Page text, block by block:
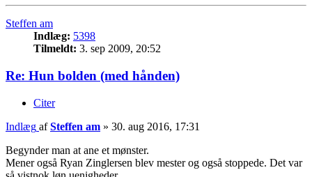
Steffen am
Indlæg: 5398
Tilmeldt: 3. sep 2009, 20:52
Re: Hun bolden (med hånden)
Citer
Indlæg afSteffen am » 30. aug 2016, 17:31
Begynder man at ane et mønster.
Mener også Ryan Zinglersen blev mester og også stoppede. Det var